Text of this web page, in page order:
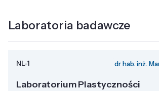
Laboratoria badawcze
NL-1 dr hab. inż.
Laboratorium Plastyczności